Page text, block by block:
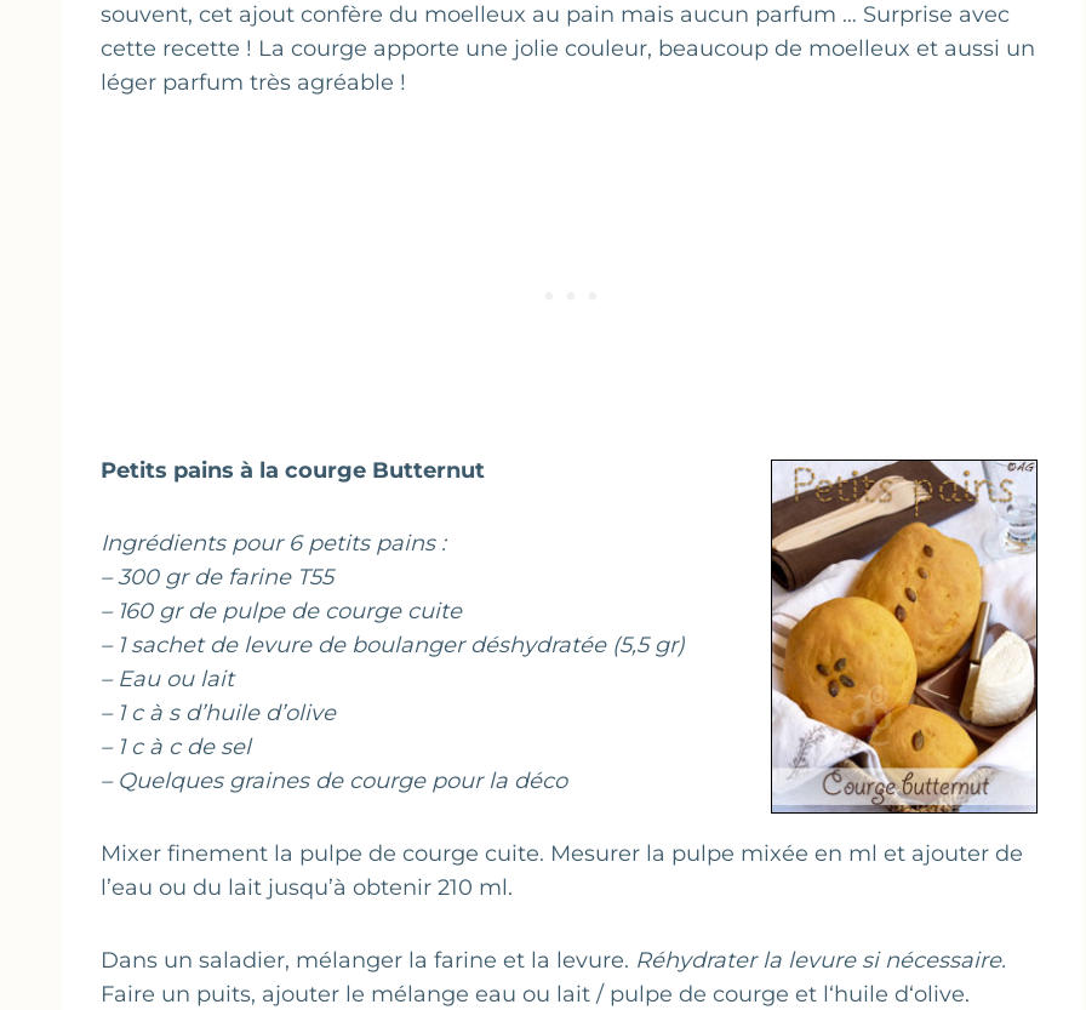
souvent, cet ajout confère du moelleux au pain mais aucun parfum … Surprise avec
cette recette ! La courge apporte une jolie couleur, beaucoup de moelleux et aussi un
léger parfum très agréable !
Petits pains à la courge Butternut
Ingrédients pour 6 petits pains :
– 300 gr de farine T55
– 160 gr de pulpe de courge cuite
– 1 sachet de levure de boulanger déshydratée (5,5 gr)
– Eau ou lait
– 1 c à s d’huile d’olive
– 1 c à c de sel
– Quelques graines de courge pour la déco
Mixer finement la pulpe de courge cuite. Mesurer la pulpe mixée en ml et ajouter de
l’eau ou du lait jusqu’à obtenir 210 ml.
Dans un saladier, mélanger la farine et la levure. Réhydrater la levure si nécessaire.
Faire un puits, ajouter le mélange eau ou lait / pulpe de courge et l‘huile d‘olive.